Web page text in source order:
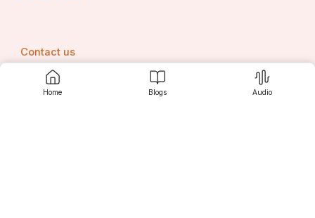
Home Blogs Audio
Contact us